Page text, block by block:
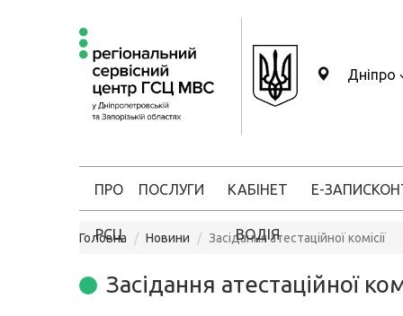
Дніпро
ПРО
РСЦ
ПОСЛУГИ КАБІНЕТ
ВОДІЯ
Е-ЗАПИС
Головна Новини Засідання атестаційної комісії
Засідання атестаційної